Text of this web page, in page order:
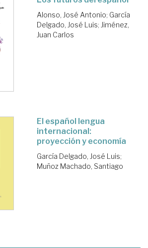
Alonso, José Antonio; García
Delgado, José Luis; Jiménez,
Juan Carlos
El español lengua
internacional:
proyección y economía
García Delgado, José Luis;
Muñoz Machado, Santiago